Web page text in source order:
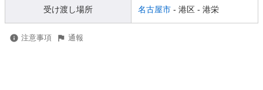
受け渡し場所 名古屋市 - 港区 - 港栄
注意事項 通報